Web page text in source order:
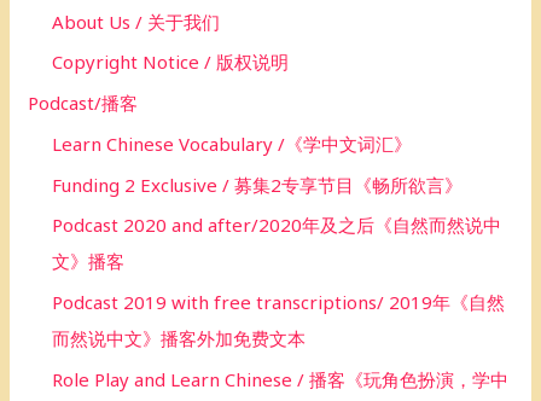
About Us / 关于我们
Copyright Notice / 版权说明
Podcast/播客
Learn Chinese Vocabulary /《学中文词汇》
Funding 2 Exclusive / 募集2专享节目《畅所欲言》
Podcast 2020 and after/2020年及之后《自然而然说中
文》播客
Podcast 2019 with free transcriptions/ 2019年《自然
而然说中文》播客外加免费文本
Role Play and Learn Chinese / 播客《玩角色扮演，学中